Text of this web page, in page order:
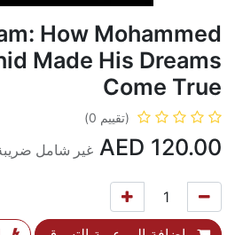
How Mohammed
Made His Dreams
Come True
(تقييم 0)
120.00 غير شامل